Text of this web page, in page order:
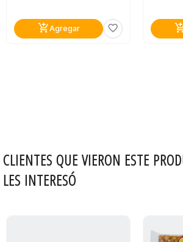
add_shopping_cartAgregar favorite_border
CLIENTES QUE VIERON ESTE
LES INTERESÓ